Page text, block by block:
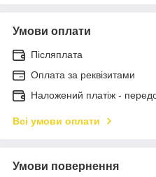
Умови оплати
Післяплата
Оплата за реквізитами
Наложений платіж -
Всі умови оплати
Умови повернення